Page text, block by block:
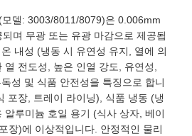
코일
델: 3003/8011/8079)은 0.006mm
며 무광 또는 유광 마감으로 제공됩
내성 (냉동 시 유연성 유지, 열에 의
열 전도성, 높은 인열 강도, 유연성,
성 및 식품 안전성을 특징으로 합니
포장, 트레이 라이닝), 식품 냉동 (냉
알루미늄 호일 용기 (식사 상자, 베이
장)에 이상적입니다. 안정적인 물리